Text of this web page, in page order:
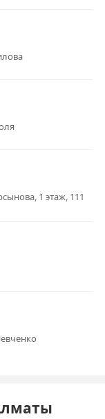
1 этаж, 111